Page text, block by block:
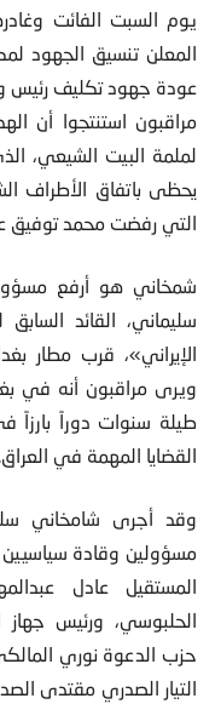
يوم السبت الفائت
المعلن تنسيق الجهود
عودة جهود تكليف رئيس
مراقبون استنتجوا أن
لملمة البيت الشيعي،
يحظى باتفاق الأطراف
التي رفضت محمد توفيق
شمخاني هو أرفع مسؤول
سليماني، القائد
الإيراني»، قرب مطار
ويرى مراقبون أنه في
طيلة سنوات دوراً
القضايا المهمة في العراق.
وقد أجرى شامخاني
مسؤولين وقادة سياسيين
المستقيل عادل
الحلبوسي، ورئيس
حزب الدعوة نوري
التيار الصدري مقتدى